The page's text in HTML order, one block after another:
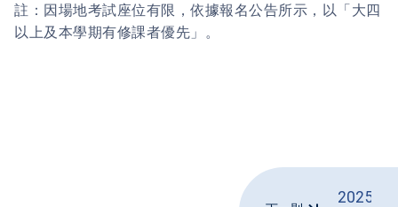
註：因場地考試座位有限，依據報名公告所示，以「大四
以上及本學期有修課者優先」。
2025/7